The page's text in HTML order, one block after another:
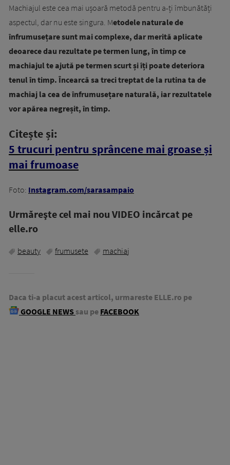
Machiajul este cea mai ușoară metodă pentru a-ți îmbunătăți
aspectul, dar nu este singura. Metodele naturale de
înfrumusețare sunt mai complexe, dar merită aplicate
deoarece dau rezultate pe termen lung, în timp ce
machiajul te ajută pe termen scurt și îți poate deteriora
tenul în timp. Încearcă sa treci treptat de la rutina ta de
machiaj la cea de înfrumusețare naturală, iar rezultatele
vor apărea negreșit, în timp.
Citește și:
5 trucuri pentru sprâncene mai groase și
mai frumoase
Foto: Instagram.com/sarasampaio
Urmăreşte cel mai nou VIDEO incărcat pe
elle.ro
beauty frumusete machiaj
Daca ti-a placut acest articol, urmareste ELLE.ro pe
GOOGLE NEWS sau pe FACEBOOK